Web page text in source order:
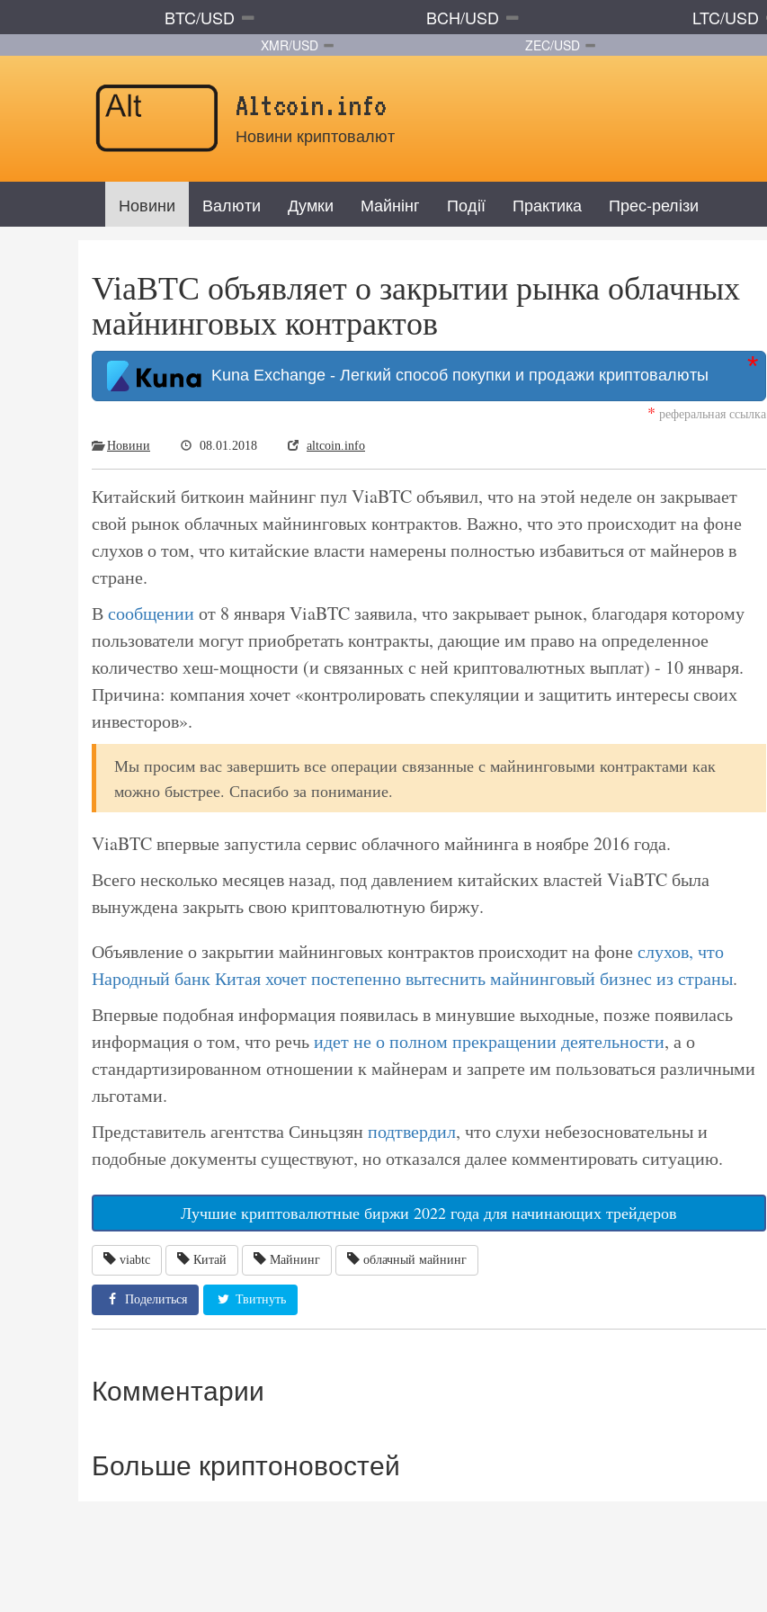
BTC/USD BCH/USD LTC/USD
XMR/USD ZEC/USD
Altcoin.info
Новини криптовалют
Новини Валюти Думки Майнінг Події Практика Прес-релізи
ViaBTC объявляет о закрытии рынка облачных
майнинговых контрактов
Kuna Exchange - Легкий способ покупки и продажи криптовалюты
* реферальная ссылка
Новини 08.01.2018 altcoin.info
Китайский биткоин майнинг пул ViaBTC объявил, что на этой неделе он закрывает
свой рынок облачных майнинговых контрактов. Важно, что это происходит на фоне
слухов о том, что китайские власти намерены полностью избавиться от майнеров в
стране.
Всообщении от 8 января ViaBTC заявила, что закрывает рынок, благодаря которому
пользователи могут приобретать контракты, дающие им право на определенное
количество хеш-мощности (и связанных с ней криптовалютных выплат) - 10 января.
Причина: компания хочет «контролировать спекуляции и защитить интересы своих
инвесторов».
Мы просим вас завершить все операции связанные с майнинговыми контрактами как
можно быстрее. Спасибо за понимание.
ViaBTC впервые запустила сервис облачного майнинга в ноябре 2016 года.
Всего несколько месяцев назад, под давлением китайских властей ViaBTC была
вынуждена закрыть свою криптовалютную биржу.
Объявление о закрытии майнинговых контрактов происходит на фонеслухов, что
Народный банк Китая хочет постепенно вытеснить майнинговый бизнес из страны.
Впервые подобная информация появилась в минувшие выходные, позже появилась
информация о том, что речьидет не о полном прекращении деятельности, а о
стандартизированном отношении к майнерам и запрете им пользоваться различными
льготами.
Представитель агентства Синьцзян подтвердил, что слухи небезосновательны и
подобные документы существуют, но отказался далее комментировать ситуацию.
Лучшие криптовалютные биржи 2022 года для начинающих трейдеров
viabtc Китай Майнинг облачный майнинг
Поделиться Твитнуть
Комментарии
Больше криптоновостей